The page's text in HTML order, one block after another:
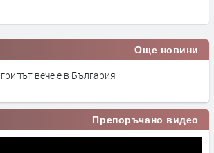
Още новини
вече е в България
Препоръчано видео